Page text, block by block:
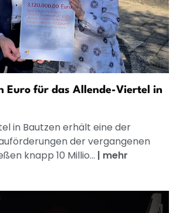
Euro für das Allende-Viertel in
in Bautzen erhält eine der
der vergangenen
knapp 10 Millio... | mehr